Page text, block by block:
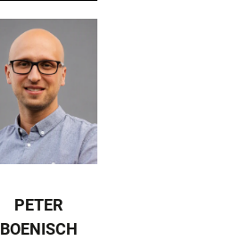
PETER
BOENISCH